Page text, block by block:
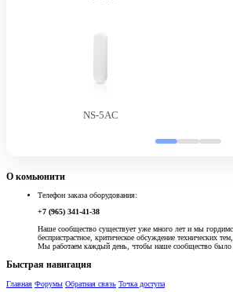
NS-5AC
О комьюнити
Телефон заказа оборудования:
+7 (965) 341-41-38
Наше сообщество существует уже много лет и мы
беспристрастное, критическое обсуждение технических
Мы работаем каждый день, чтобы наше сообщество
Быстрая навигация
Главная Форумы Обратная связь Точка доступа